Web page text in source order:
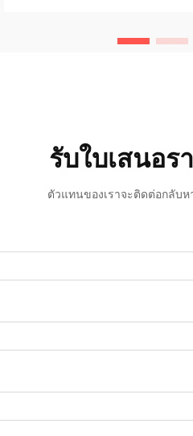
รับใบเสนอร
ตัวแทนของเราจะติดต่อกลับ